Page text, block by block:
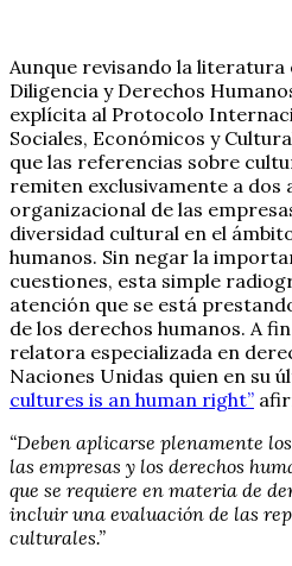
Aunque revisando la literatura
Diligencia y Derechos
explícita al Protocolo
Sociales, Económicos y
que las referencias sobre
remiten exclusivamente a dos
organizacional de las
diversidad cultural en el
humanos. Sin negar la
cuestiones, esta simple
atención que se está
de los derechos humanos. A
relatora especializada en
Naciones Unidas quien en su
cultures is an human right”
“Deben aplicarse plenamente
las empresas y los derechos
que se requiere en materia de
incluir una evaluación de las
culturales.”